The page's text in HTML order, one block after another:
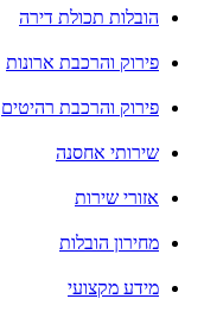
הובלות תכולת דירה
פירוק והרכבת ארונות
פירוק והרכבת רהיטים
שירותי אחסנה
אזורי שירות
מחירון הובלות
מידע מקצועי